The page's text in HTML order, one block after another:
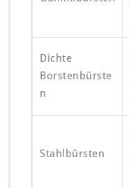
Dichte
Borstenbürste
n
Stahlbürsten